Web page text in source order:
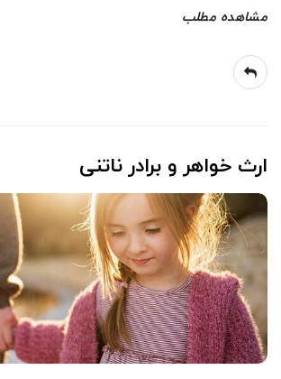
ا
م
مشاهده مطلب
ارث خواهر و برادر ناتنی